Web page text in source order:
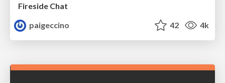
Fireside Chat
paigeccino
42 4k